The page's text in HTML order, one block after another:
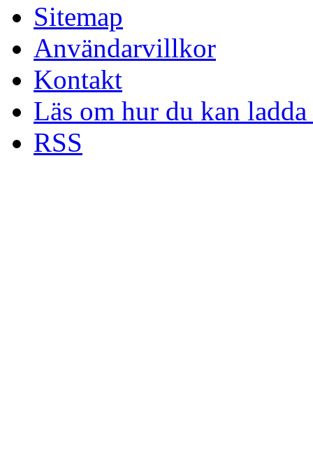
Sitemap
Användarvillkor
Kontakt
Läs om hur du kan
RSS